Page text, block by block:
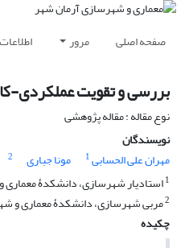
صفحه اصلی مرور
بررسی و تقویت عملکردی-
نوع مقاله : مقاله پژوهشی
نویسندگان
مهران علی الحسابی1 مونا جباری
2
1استادیار شهرسازی، دانشکدۀ
2مربی شهرسازی، دانشکدۀ معماری و
چکیده